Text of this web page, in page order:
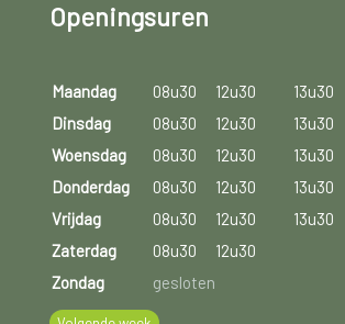
Openingsuren
Maandag 08u30 12u30 13u30
Dinsdag
08u30 12u30 13u30
Woensdag
08u30 12u30 13u30
Donderdag
08u30 12u30 13u30
Vrijdag
08u30 12u30 13u30
Zaterdag
08u30
12u30
Zondag
gesloten